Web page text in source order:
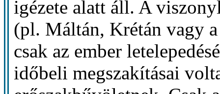
igézete alatt áll. A
(pl. Máltán, Krétán vagy
csak az ember
időbeli megszakításai